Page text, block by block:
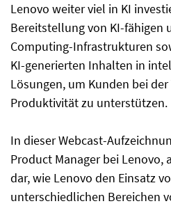
Lenovo weiter viel in KI
Bereitstellung von KI-fähigen
Computing-Infrastrukturen
KI-generierten Inhalten in
Lösungen, um Kunden bei
Produktivität zu unterstützen.
In dieser Webcast-
Product Manager bei Lenovo,
dar, wie Lenovo den Einsatz
unterschiedlichen Bereichen